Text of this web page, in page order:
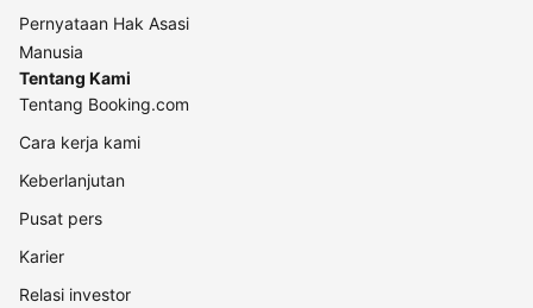
Pernyataan Hak Asasi
Manusia
Tentang Kami
Tentang Booking.com
Cara kerja kami
Keberlanjutan
Pusat pers
Karier
Relasi investor